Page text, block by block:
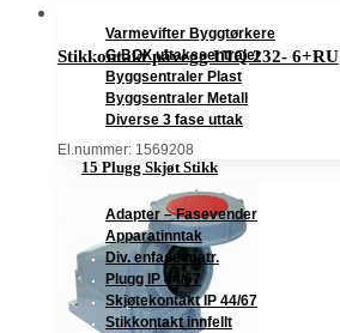
Varmevifter Byggtørkere
G-BOX uttakssentraler
Byggsentraler Plast
Byggsentraler Metall
Diverse 3 fase uttak
15 Plugg Skjøt Stikk
Adapter – Fasevender
Apparatinntak
Div. enfase matr.
Plugg IP 44/67
Skjøtekontakt IP 44/67
Stikkontakt innfellt
Stikkontakt påvegg UIQ 232- 6+RU
El.nummer: 1569208